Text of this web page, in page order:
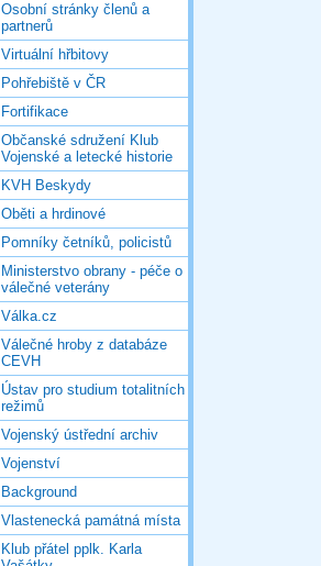
Osobní stránky členů a
partnerů
Virtuální hřbitovy
Pohřebiště v ČR
Fortifikace
Občanské sdružení Klub
Vojenské a letecké historie
KVH Beskydy
Oběti a hrdinové
Pomníky četníků, policistů
Ministerstvo obrany - péče o
válečné veterány
Válka.cz
Válečné hroby z databáze
CEVH
Ústav pro studium totalitních
režimů
Vojenský ústřední archiv
Vojenství
Background
Vlastenecká památná místa
Klub přátel pplk. Karla